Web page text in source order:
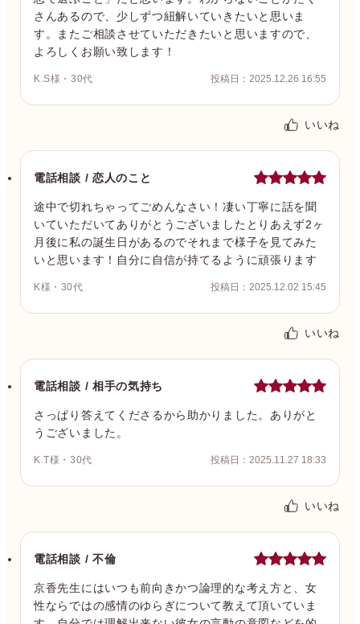
さんあるので、少しずつ紐解いていきたいと思いま
す。またご相談させていただきたいと思いますので、
よろしくお願い致します！
K.S様・30代 投稿日：2025.12.26 16:55
いいね
電話相談 / 恋人のこと
途中で切れちゃってごめんなさい！凄い丁寧に話を聞
いていただいてありがとうございましたとりあえず2ヶ
月後に私の誕生日があるのでそれまで様子を見てみた
いと思います！自分に自信が持てるように頑張ります
K様・30代 投稿日：2025.12.02 15:45
いいね
電話相談 / 相手の気持ち
さっぱり答えてくださるから助かりました。ありがと
うございました。
K.T様・30代 投稿日：2025.11.27 18:33
いいね
電話相談 / 不倫
京香先生にはいつも前向きかつ論理的な考え方と、女
性ならではの感情のゆらぎについて教えて頂いていま